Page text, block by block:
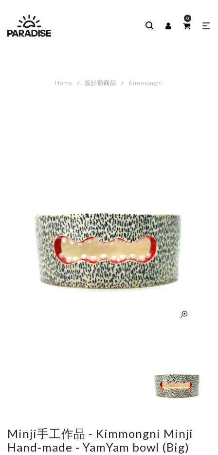
0
Home 設計類商品 Kimmongni
Minji手工作品 - Kimmongni Minji
Hand-made - YamYam bowl (Big)